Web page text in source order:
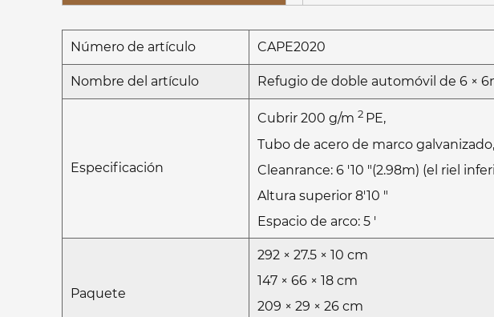
Número de artículo CAPE2020
Nombre del artículo Refugio de doble automóvil de 6 ×
Especificación
Cubrir 200 g/m 2 PE,
Tubo de acero de marco
Cleanrance: 6 '10 "(2.98m) (el riel
Altura superior 8'10 "
Espacio de arco: 5 '
Paquete
292 × 27.5 × 10 cm
147 × 66 × 18 cm
209 × 29 × 26 cm